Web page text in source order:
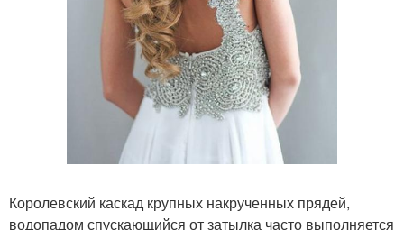
Королевский каскад крупных накрученных прядей,
водопадом спускающийся от затылка часто выполняется